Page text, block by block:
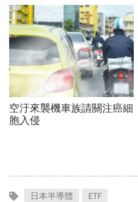
分股原來一堆「金」，老手
教怎麼買安心
空汙來襲機車族請關注癌細
胞入侵
PR
日本半導體 ETF